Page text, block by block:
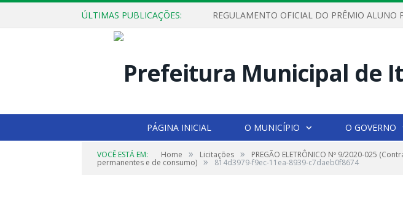
ÚLTIMAS PUBLICAÇÕES:
PÁGINA INICIAL O MUNICÍPIO O GOVERNO
VOCÊ ESTÁ EM: Home » Licitações » PREGÃO ELETRÔNICO Nº 9/2020-025
permanentes e de consumo) » 814d3979-f9ec-11ea-8939-c7daeb0f8674